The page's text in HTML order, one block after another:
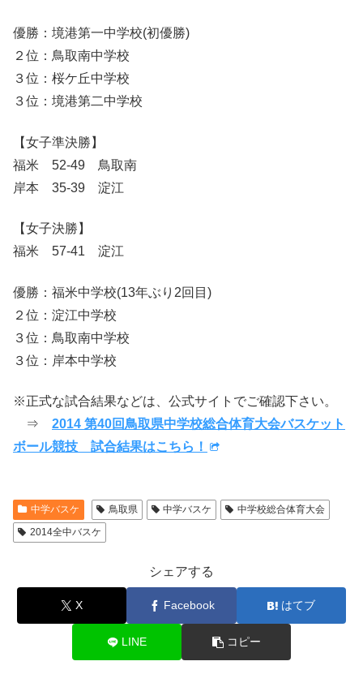
優勝：境港第一中学校(初優勝)
２位：鳥取南中学校
３位：桜ケ丘中学校
３位：境港第二中学校
【女子準決勝】
福米 52-49 鳥取南
岸本 35-39 淀江
【女子決勝】
福米 57-41 淀江
優勝：福米中学校(13年ぶり2回目)
２位：淀江中学校
３位：鳥取南中学校
３位：岸本中学校
※正式な試合結果などは、公式サイトでご確認下さい。
⇒ 2014 第40回鳥取県中学校総合体育大会バスケット
ボール競技 試合結果はこちら！
中学バスケ 鳥取県 中学バスケ
中学校総合体育大会
2014全中バスケ
シェアする
X Facebook はてブ
LINE コピー